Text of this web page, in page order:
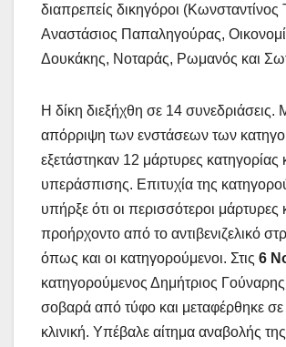
διαπρεπείς δικηγόροι
Αναστάσιος Παπαληγούρας,
Δουκάκης, Νοταράς, Ρωμανός και
Η δίκη διεξήχθη σε 14 συνεδριάσεις.
απόρριψη των ενστάσεων των
εξετάστηκαν 12 μάρτυρες κατηγορίας
υπεράσπισης. Επιτυχία της
υπήρξε ότι οι περισσότεροι μάρτυρες
προήρχοντο από το αντιβενιζελικό
όπως και οι κατηγορούμενοι. Στις 6
κατηγορούμενος Δημήτριος
σοβαρά από τύφο και μεταφέρθηκε σε
κλινική. Υπέβαλε αίτημα αναβολής